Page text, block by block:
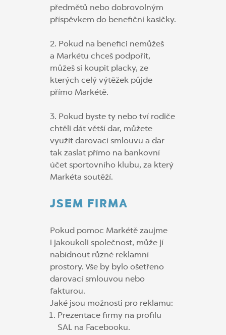
předmětů nebo dobrovolným
příspěvkem do benefiční kasičky.
2. Pokud na benefici nemůžeš
a Markétu chceš podpořit,
můžeš si koupit placky, ze
kterých celý výtěžek půjde
přímo Markétě.
3. Pokud byste ty nebo tví rodiče
chtěli dát větší dar, můžete
využít darovací smlouvu a dar
tak zaslat přímo na bankovní
účet sportovního klubu, za který
Markéta soutěží.
JSEM FIRMA
Pokud pomoc Markétě zaujme
i jakoukoli společnost, může jí
nabídnout různé reklamní
prostory. Vše by bylo ošetřeno
darovací smlouvou nebo
fakturou.
Jaké jsou možnosti pro reklamu:
Prezentace firmy na profilu
SAL na Facebooku.